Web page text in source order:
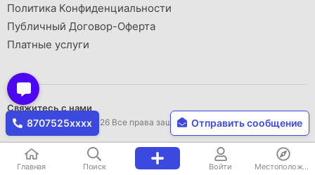
8707525xxxx Отправить сообщение
Политика Конфиденциальности
Публичный Договор-Оферта
Платные услуги
Свяжитесь с нами
Авторское право © 2026 Все права защищены..
Главная Поиск Войти Местоположение